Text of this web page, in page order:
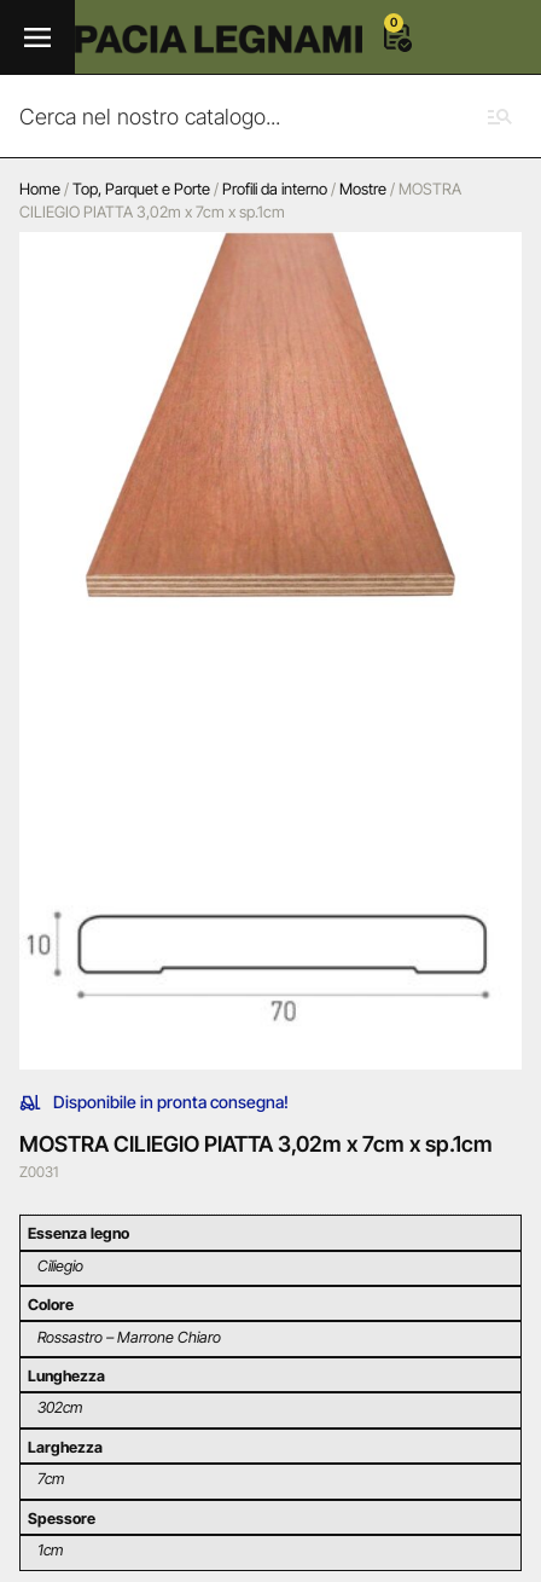
0
Home/Top, Parquet e Porte/Profili da interno/Mostre/ MOSTRA
CILIEGIO PIATTA 3,02m x 7cm x sp.1cm
Disponibile in pronta consegna!
MOSTRA CILIEGIO PIATTA 3,02m x 7cm x sp.1cm
Z0031
Essenza legno
Ciliegio
Colore
Rossastro – Marrone Chiaro
Lunghezza
302cm
Larghezza
7cm
Spessore
1cm